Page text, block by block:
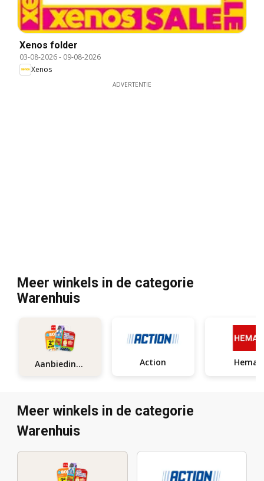
Xenos folder
03-08-2026- 09-08-2026
Xenos
ADVERTENTIE
Meer winkels in de categorie
Warenhuis
Aanbiedingen Action Hema
Meer winkels in de categorie
Warenhuis